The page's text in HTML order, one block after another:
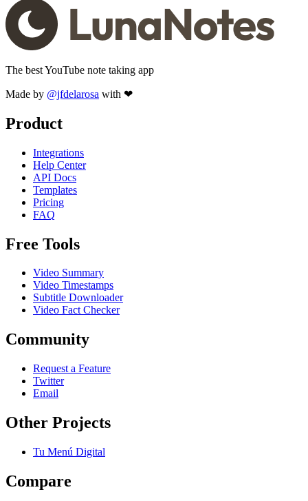
The best YouTube note taking app
Made by @jfdelarosa with ❤
Product
Integrations
Help Center
API Docs
Templates
Pricing
FAQ
Free Tools
Video Summary
Video Timestamps
Subtitle Downloader
Video Fact Checker
Community
Request a Feature
Twitter
Email
Other Projects
Tu Menú Digital
Compare